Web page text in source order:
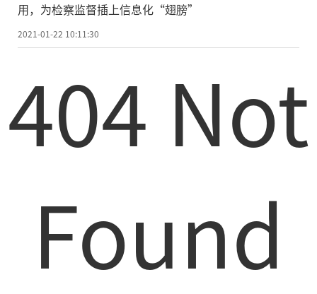
在网络的另一端，有数以千万计的网友
通过5G+云网技术见证“中国高度”。这是继
证火神山、雷神山医院建设的“中国速
度”后，又一个重要网络事件。
“十三五”期间，我国新一代信息基础
随、3G突破、4G赶超的基础上，实现了5G引
领，建成了全球最大的固定光纤网络、4G网
络，IPv6规模部署提速，天地一体化信息网
络加快构建。
用，为检察监督插上信息化“翅膀”
2021-01-22 10:11:30
404 Not
Found